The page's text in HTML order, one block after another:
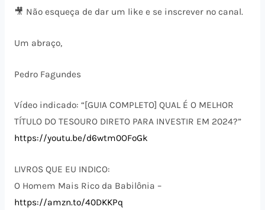
🎥 Não esqueça de dar um like e se inscrever no canal.
Um abraço,
Pedro Fagundes
Vídeo indicado: “[GUIA COMPLETO] QUAL É O MELHOR
TÍTULO DO TESOURO DIRETO PARA INVESTIR EM 2024?”
https://youtu.be/d6wtm0OFoGk
LIVROS QUE EU INDICO:
O Homem Mais Rico da Babilônia –
https://amzn.to/40DKKPq